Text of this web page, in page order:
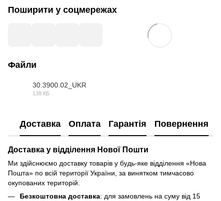
Поширити у соцмережах
Файли
30.3900.02_UKR
138 КБ
Доставка Оплата Гарантія Повернення
Доставка у відділення Нової Пошти
Ми здійснюємо доставку товарів у будь-яке відділення «Нова
Пошта» по всій території України, за винятком тимчасово
окупованих територій.
Безкоштовна доставка: для замовлень на суму від 15